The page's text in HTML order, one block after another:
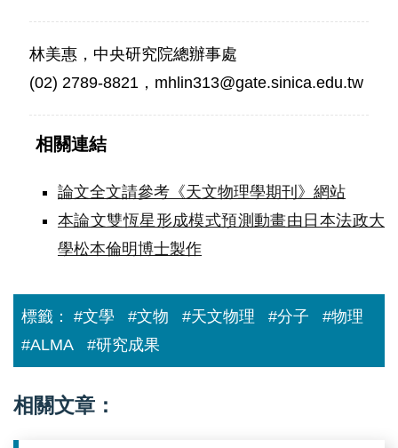
林美惠，中央研究院總辦事處
(02) 2789-8821，mhlin313@gate.sinica.edu.tw
相關連結
論文全文請參考《天文物理學期刊》網站
本論文雙恆星形成模式預測動畫由日本法政大
學松本倫明博士製作
標籤： #文學 #文物 #天文物理 #分子
#物理
#ALMA
#研究成果
相關文章：